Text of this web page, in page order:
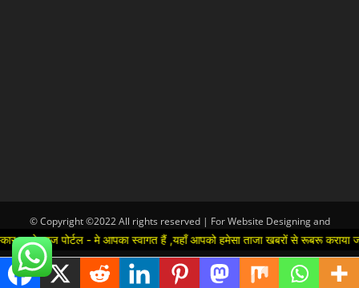
© Copyright ©2022 All rights reserved | For Website Designing and
Development call Us:-8920664806
Hindi ▼
- मे आपका स्वागत हैं ,यहाँ आपको हमेसा ताजा खबरों से रूबरू कराया जाएगा ,